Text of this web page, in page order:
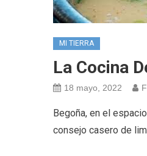
MI TIERRA
La Cocina
18 mayo, 2022
Begoña, en el
consejo casero de